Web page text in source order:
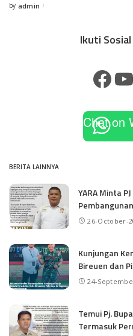
by admin
Ikuti
Chat on
BERITA LAINNYA
YARA Minta
26-October-
Kunjungan
Bireuen dan
24-
Temui Pj.
Termasuk